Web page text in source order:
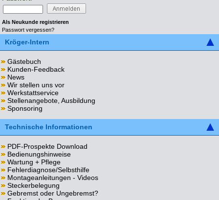
Als Neukunde registrieren
Passwort vergessen?
Kröger-Intern
Gästebuch
Kunden-Feedback
News
Wir stellen uns vor
Werkstattservice
Stellenangebote, Ausbildung
Sponsoring
Technische Informationen
PDF-Prospekte Download
Bedienungshinweise
Wartung + Pflege
Fehlerdiagnose/Selbsthilfe
Montageanleitungen - Videos
Steckerbelegung
Gebremst oder Ungebremst?